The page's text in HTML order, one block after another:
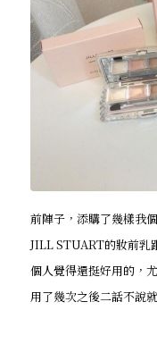
前陣子，添購了幾樣我
JILL STUART的妝前乳
個人覺得還挺好用的，
用了幾次之後二話不說